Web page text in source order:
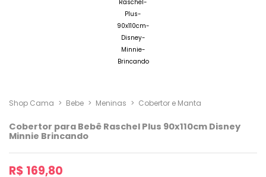
Shop Cama > Bebe > Meninas > Cobertor e Manta
Cobertor para Bebê Raschel Plus 90x110cm Disney
Minnie Brincando
R$ 169,80